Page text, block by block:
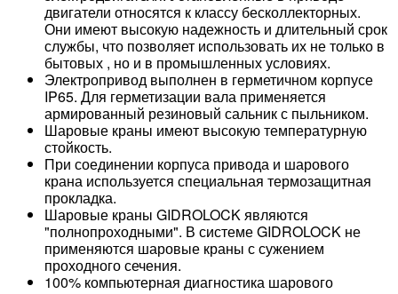
двигатели относятся к классу бесколлекторных.
Они имеют высокую надежность и длительный срок
службы, что позволяет использовать их не только в
бытовых , но и в промышленных условиях.
Электропривод выполнен в герметичном корпусе
IP65. Для герметизации вала применяется
армированный резиновый сальник с пыльником.
Шаровые краны имеют высокую температурную
стойкость.
При соединении корпуса привода и шарового
крана используется специальная термозащитная
прокладка.
Шаровые краны GIDROLOCK являются
"полнопроходными". В системе GIDROLOCK не
применяются шаровые краны с сужением
проходного сечения.
100% компьютерная диагностика шарового